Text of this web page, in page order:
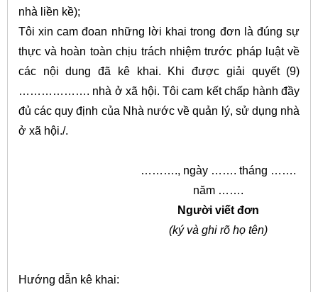
nhà liền kề);
Tôi xin cam đoan những lời khai trong đơn là đúng sự
thực và hoàn toàn chịu trách nhiệm trước pháp luật về
các nội dung đã kê khai. Khi được giải quyết (9)
………………. nhà ở xã hội. Tôi cam kết chấp hành đầy
đủ các quy định của Nhà nước về quản lý, sử dụng nhà
ở xã hội./.
………., ngày ……. tháng …….
năm …….
Người viết đơn
(ký và ghi rõ họ tên)
Hướng dẫn kê khai: